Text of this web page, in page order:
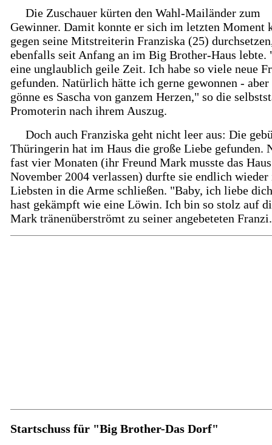
Die Zuschauer kürten den Wahl-Mailänder zum
Gewinner. Damit konnte er sich im letzten Moment
gegen seine Mitstreiterin Franziska (25)
ebenfalls seit Anfang an im Big Brother-Haus lebte.
eine unglaublich geile Zeit. Ich habe so viele neue
gefunden. Natürlich hätte ich gerne gewonnen -
gönne es Sascha von ganzem Herzen," so die
Promoterin nach ihrem Auszug.
Doch auch Franziska geht nicht leer aus: Die
Thüringerin hat im Haus die große Liebe gefunden.
fast vier Monaten (ihr Freund Mark musste das
November 2004 verlassen) durfte sie endlich wieder
Liebsten in die Arme schließen. "Baby, ich liebe
hast gekämpft wie eine Löwin. Ich bin so stolz auf
Mark tränenüberströmt zu seiner angebeteten Franzi.
Startschuss für "Big Brother-Das Dorf"